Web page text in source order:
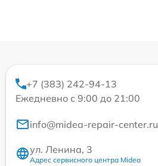
+7 (383) 242-94-13
Ежедневно с 9:00 до 21:00
info@midea-repair-center.ru
ул. Ленина, 3
Адрес сервисного центра Midea